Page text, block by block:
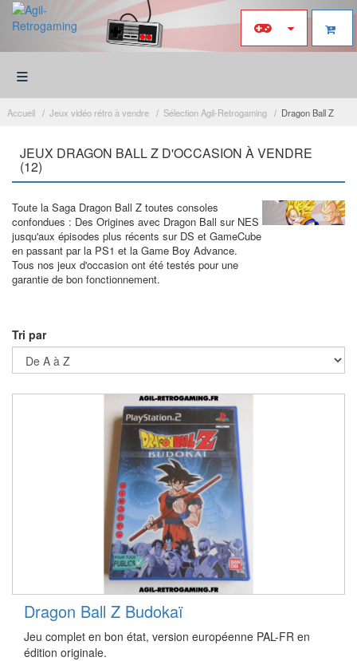
≡
Accueil Jeux vidéo rétro à vendre Sélection Agil-Retrogaming Dragon Ball Z
JEUX DRAGON BALL Z D'OCCASION À VENDRE
(12)
Toute la Saga Dragon Ball Z toutes consoles
confondues : Des Origines avec Dragon Ball sur NES
jusqu'aux épisodes plus récents sur DS et GameCube
en passant par la PS1 et la Game Boy Advance.
Tous nos jeux d'occasion ont été testés pour une
garantie de bon fonctionnement.
Tri par
Dragon Ball Z Budokaï
Jeu complet en bon état, version européenne PAL-FR en
édition originale.